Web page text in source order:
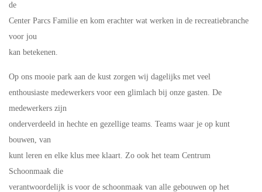
de
Center Parcs Familie en kom erachter wat werken in de recreatiebranche
voor jou
kan betekenen.
Op ons mooie park aan de kust zorgen wij dagelijks met veel
enthousiaste medewerkers voor een glimlach bij onze gasten. De
medewerkers zijn
onderverdeeld in hechte en gezellige teams. Teams waar je op kunt
bouwen, van
kunt leren en elke klus mee klaart. Zo ook het team Centrum
Schoonmaak die
verantwoordelijk is voor de schoonmaak van alle gebouwen op het